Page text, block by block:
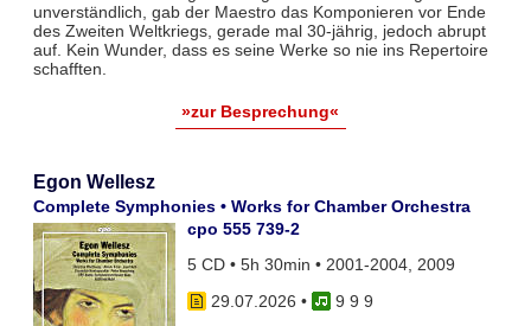
unverständlich, gab der Maestro das Komponieren vor Ende
des Zweiten Weltkriegs, gerade mal 30-jährig, jedoch abrupt
auf. Kein Wunder, dass es seine Werke so nie ins Repertoire
schafften.
»zur Besprechung«
Egon Wellesz
Complete Symphonies • Works for Chamber Orchestra
cpo 555 739-2
5 CD • 5h 30min • 2001-2004, 2009
29.07.2026 •
9 9 9